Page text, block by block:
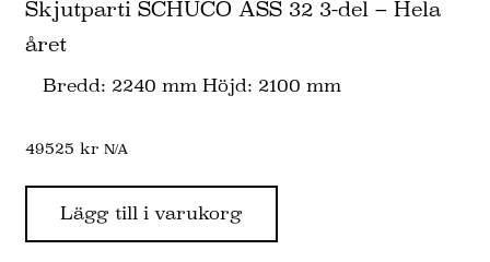
Skjutparti SCHÜCO ASS 32 3-del – Hela
året
Bredd: 2240 mm Höjd: 2100 mm
49525kr N/A
Lägg till i varukorg